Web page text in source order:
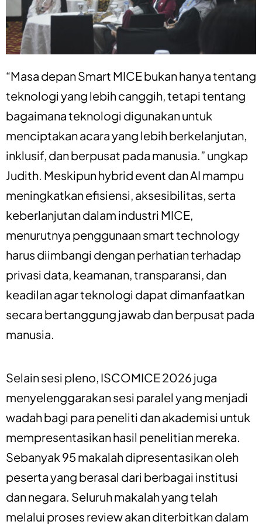
“Masa depan Smart MICE bukan hanya tentang
teknologi yang lebih canggih, tetapi tentang
bagaimana teknologi digunakan untuk
menciptakan acara yang lebih berkelanjutan,
inklusif, dan berpusat pada manusia.” ungkap
Judith. Meskipun hybrid event dan AI mampu
meningkatkan efisiensi, aksesibilitas, serta
keberlanjutan dalam industri MICE,
menurutnya penggunaan smart technology
harus diimbangi dengan perhatian terhadap
privasi data, keamanan, transparansi, dan
keadilan agar teknologi dapat dimanfaatkan
secara bertanggung jawab dan berpusat pada
manusia.
Selain sesi pleno, ISCOMICE 2026 juga
menyelenggarakan sesi paralel yang menjadi
wadah bagi para peneliti dan akademisi untuk
mempresentasikan hasil penelitian mereka.
Sebanyak 95 makalah dipresentasikan oleh
peserta yang berasal dari berbagai institusi
dan negara. Seluruh makalah yang telah
melalui proses review akan diterbitkan dalam